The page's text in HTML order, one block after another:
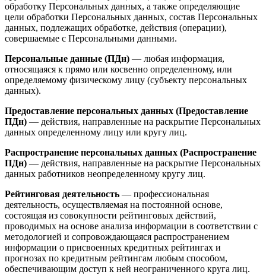
обработку Персональных данных, а также определяющие
цели обработки Персональных данных, состав Персональных
данных, подлежащих обработке, действия (операции),
совершаемые с Персональными данными.
Персональные данные (ПДн) — любая информация,
относящаяся к прямо или косвенно определенному, или
определяемому физическому лицу (субъекту персональных
данных).
Предоставление персональных данных (Предоставление
ПДн) — действия, направленные на раскрытие Персональных
данных определенному лицу или кругу лиц.
Распространение персональных данных (Распространение
ПДн) — действия, направленные на раскрытие Персональных
данных работников неопределенному кругу лиц.
Рейтинговая деятельность — профессиональная
деятельность, осуществляемая на постоянной основе,
состоящая из совокупности рейтинговых действий,
проводимых на основе анализа информации в соответствии с
методологией и сопровождающаяся распространением
информации о присвоенных кредитных рейтингах и
прогнозах по кредитным рейтингам любым способом,
обеспечивающим доступ к ней неограниченного круга лиц.